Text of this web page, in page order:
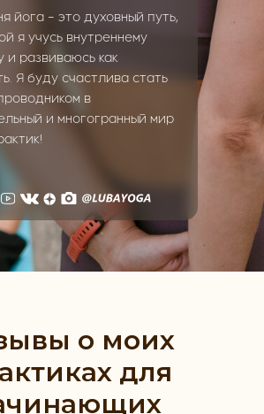
йога - это духовный путь,
я учусь внутреннему
и развиваюсь как
Я буду счастлива стать
в
и многогранный мир
о моих
для